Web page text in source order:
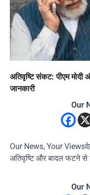
अतिवृष्टि संकट: पीएम मोदी
जानकारी
Our
Our News, Your
अतिवृष्टि और बादल फटने से
Our